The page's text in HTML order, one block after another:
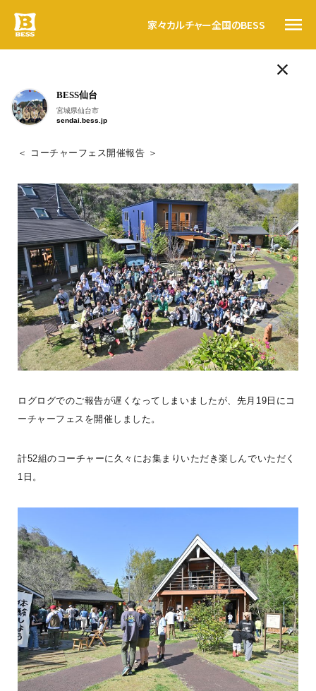
家々カルチャー全国のBESS
トップ
BESSカルチャー
暮らす人
#ログログ
全国のBESS
資料請求
法人の方へ
人気のタグ
LOGWAYだより BESSの家
BESS栃木
栃木県宇都宮市
tochigi.bess.jp
鹿沼市に完成しました。引渡し前の建物をお借りして完成見学会を
開催し、沢山の
BESS栃木 LOGWAYだより 全国のBESS
シェア
2026年08月07日
BESS札幌
北海道江別市
sapporo.bess.jp
こんにちは。
#ログログ です。
BESSに暮らす人、BESSではたらく人が
フラットに、自由に書きこんでいく＃ログログ。
日常を楽しんでいる声や、新しい情報を、
つぎつぎお知らせしていきます。
#ログログを見る
BESS仙台
宮城県仙台市
sendai.bess.jp
＜ コーチャーフェス開催報告 ＞
ログログでのご報告が遅くなってしまいましたが、先月19日にコ
ーチャーフェスを開催しました。
計52組のコーチャーに久々にお集まりいただき楽しんでいただく
1日。